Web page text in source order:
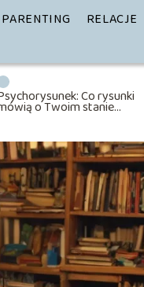
PARENTING RELACJE
Co rysunki
o Twoim stanie
psychicznym?